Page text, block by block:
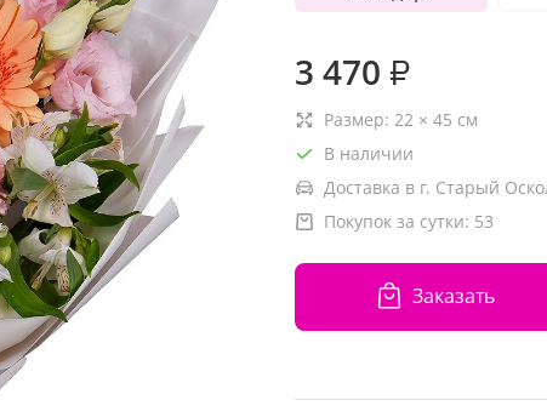
3 470 ₽
Размер: 22 × 45 см
В наличии
Доставка в г. Старый
Покупок за сутки: 53
Заказать